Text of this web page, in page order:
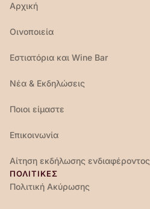
Αρχική
Οινοποιεία
Εστιατόρια και Wine Bar
Νέα & Εκδηλώσεις
Ποιοι είμαστε
Επικοινωνία
Αίτηση εκδήλωσης ενδιαφέροντος
ΠΟΛΙΤΙΚΕΣ
Πολιτική Ακύρωσης